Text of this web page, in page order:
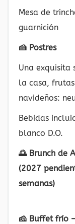
Mesa de
guarnición
🍰 Postres
Una exquisita
la casa,
navideños:
Bebidas
blanco D.O.
🌅 Brunch de
(2027
semanas)
🧀 Buffet frío